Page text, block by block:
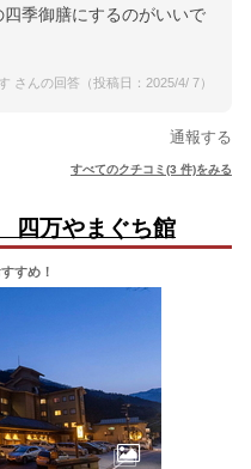
季御膳にするのがいいで
さんの回答（投稿日：2025/4/ 7）
通報する
すべてのクチコミ(3 件)をみる
四万やまぐち館
すめ！